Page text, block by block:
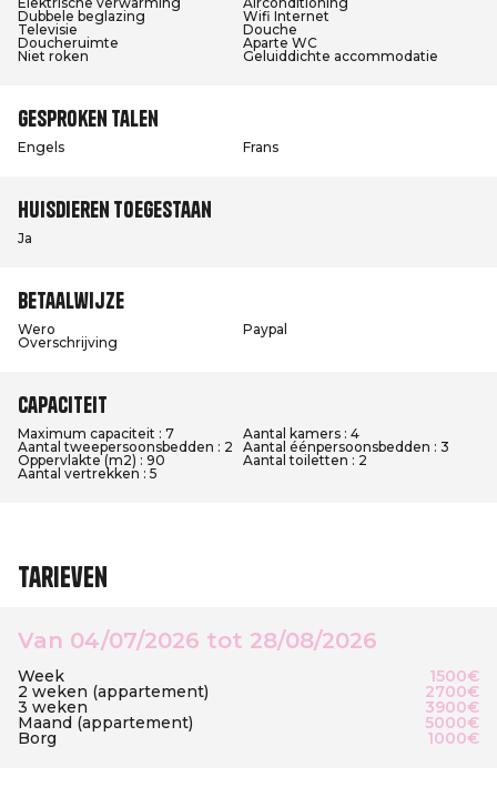
Dubbele beglazing
Wifi Internet
Televisie
Douche
Doucheruimte
Aparte WC
Niet roken
Geluiddichte accommodatie
Gesproken talen
Engels Frans
Huisdieren toegestaan
Ja
Betaalwijze
Wero
Paypal
Overschrijving
Capaciteit
Maximum capaciteit : 7
Aantal kamers : 4
Aantal tweepersoonsbedden : 2
Aantal éénpersoonsbedden : 3
Oppervlakte (m2) : 90
Aantal toiletten : 2
Aantal vertrekken : 5
Tarieven
Van 04/07/2026 tot 28/08/2026
Week 1500€
2 weken (appartement) 2700€
3 weken 3900€
Maand (appartement) 5000€
Borg 1000€